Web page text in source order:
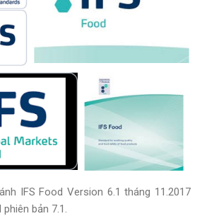
IFS Food Version 6.1 tháng 11.2017
phiên bản 7.1.